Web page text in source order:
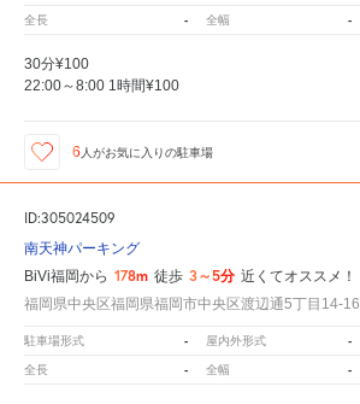
全長 - 全幅 -
30分¥100
22:00～8:00 1時間¥100
6 人がお気に入りの駐車場
ID:305024509
南天神パーキング
BiVi福岡から 178m 徒歩 3～5分 近くてオススメ！
福岡県中央区福岡県福岡市中央区渡辺通5丁目14-16
駐車場形式 - 屋内外形式 -
全長 - 全幅 -